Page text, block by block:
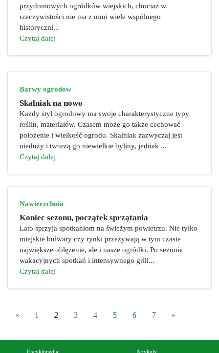
przydomowych ogródków wiejskich, chociaż w
rzeczywistości nie ma z nimi wiele wspólnego
historyczni...
Czytaj dalej
Barwy ogrodow
Skalniak na nowo
Każdy styl ogrodowy ma swoje charakterystyczne typy
roślin, materiałów. Czasem może go także cechować
położenie i wielkość ogrodu. Skalniak zazwyczaj jest
nieduży i tworzą go niewielkie byliny, jednak ...
Czytaj dalej
Nawierzchnia
Koniec sezonu, początek sprzątania
Lato sprzyja spotkaniom na świeżym powietrzu. Nie tylko
miejskie bulwary czy rynki przeżywają w tym czasie
największe oblężenie, ale i nasze ogródki. Po sezonie
wakacyjnych spotkań i intensywnego grill...
Czytaj dalej
« 1 2 3 4 5 6 7 »
Encyklopedia Artykuły